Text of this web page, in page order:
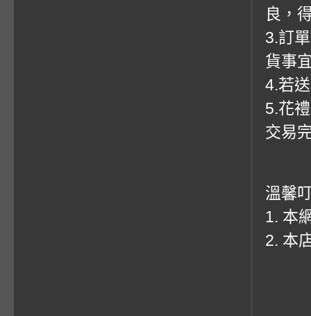
良，
3.訂
貨事
4.若
5.花
交易
溫馨
1. 本
2. 本